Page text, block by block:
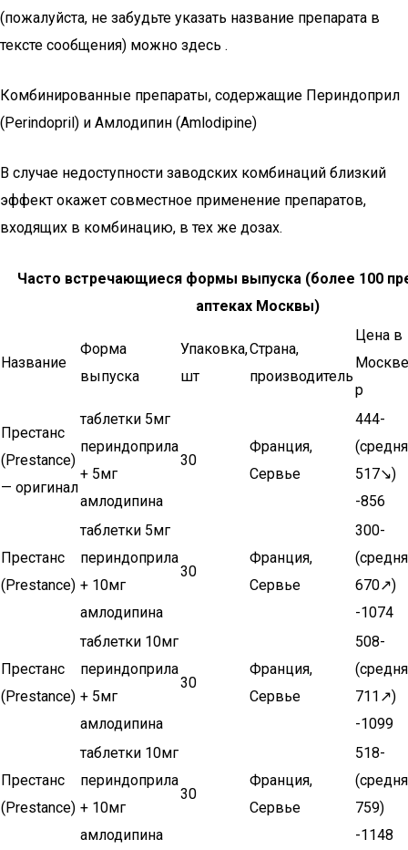
(пожалуйста, не забудьте указать название препарата в
тексте сообщения) можно здесь .
Комбинированные препараты, содержащие Периндоприл
(Perindopril) и Амлодипин (Amlodipine)
В случае недоступности заводских комбинаций близкий
эффект окажет совместное применение препаратов,
входящих в комбинацию, в тех же дозах.
Часто встречающиеся формы выпуска (более 100
аптеках Москвы)
Название
Форма
выпуска
Упаковка,
шт
Страна,
производитель
Цена в
р
Престанс
(Prestance)
— оригинал
таблетки 5мг
периндоприла
+ 5мг
амлодипина
30
Франция,
Сервье
444-
517↘)
-856
Престанс
(Prestance)
таблетки 5мг
периндоприла
+ 10мг
амлодипина
30
Франция,
Сервье
300-
670↗)
-1074
Престанс
(Prestance)
таблетки 10мг
периндоприла
+ 5мг
амлодипина
30
Франция,
Сервье
508-
711↗)
-1099
Престанс
(Prestance)
таблетки 10мг
периндоприла
+ 10мг
амлодипина
30
Франция,
Сервье
518-
759)
-1148